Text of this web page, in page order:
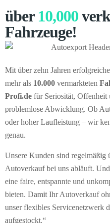
über10,000
Fahrzeuge!
Mit über zehn Jahren
mehr als 10.000 vermarkteten
Profi.de für Seriosität, Offenheit
problemlose Abwicklung. Ob
oder hoher Laufleistung – wir
genau.
Unsere Kunden sind regelmäßig
Autoverkauf bei uns abläuft.
eine faire, entspannte und
bieten. Damit Ihr Autoverkauf
unser flexibles Servicenetzwerk
aufgestockt.“